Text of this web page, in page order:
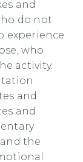
and
do not
experience
who
activity.
and
and
the